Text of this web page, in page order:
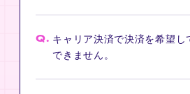
Q. キャリア決済で決済を希望し
できません。